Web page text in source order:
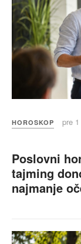
HOROSKOP pre
Poslovni
tajming
najmanje